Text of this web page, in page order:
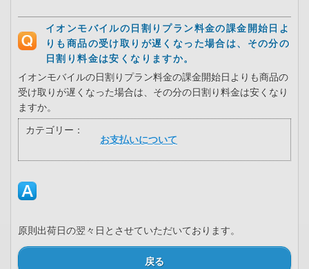
イオンモバイルの日割りプラン料金の課金開始日よ
りも商品の受け取りが遅くなった場合は、その分の
日割り料金は安くなりますか。
イオンモバイルの日割りプラン料金の課金開始日よりも商品の
受け取りが遅くなった場合は、その分の日割り料金は安くなり
ますか。
カテゴリー：
お支払いについて
原則出荷日の翌々日とさせていただいております。
戻る